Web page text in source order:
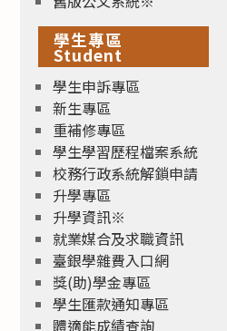
學生專區
Student
學生申訴專區
新生專區
重補修專區
學生學習歷程檔案系統
校務行政系統解鎖申請
升學專區
升學資訊※
就業媒合及求職資訊
臺銀學雜費入口網
獎(助)學金專區
學生匯款通知專區
體適能成績查詢